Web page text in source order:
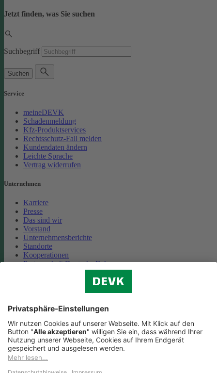
Jetzt finden, was Sie suchen
Suchbegriff
Suchen
Service
meineDEVK
Schadenmeldung
Kfz-Produktservices
Rechtsschutz-Fall melden
Kundendaten ändern
Leichte Sprache
Vertrag widerrufen
Unternehmen
Karriere
Presse
Das sind wir
Vorstand
Unternehmensberichte
Standorte
Kooperationen
Partnerschaft Deutsche Bahn
Cookie-Einstellungen
Datenschutz
Impressum
Streitbeilegung